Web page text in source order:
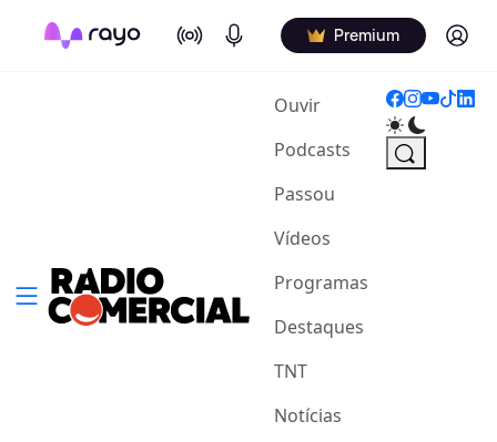
On Air Podcasts Premium Log in
Ouvir(current)
Podcasts
Passou
Vídeos
Programas
Destaques
TNT
Notícias